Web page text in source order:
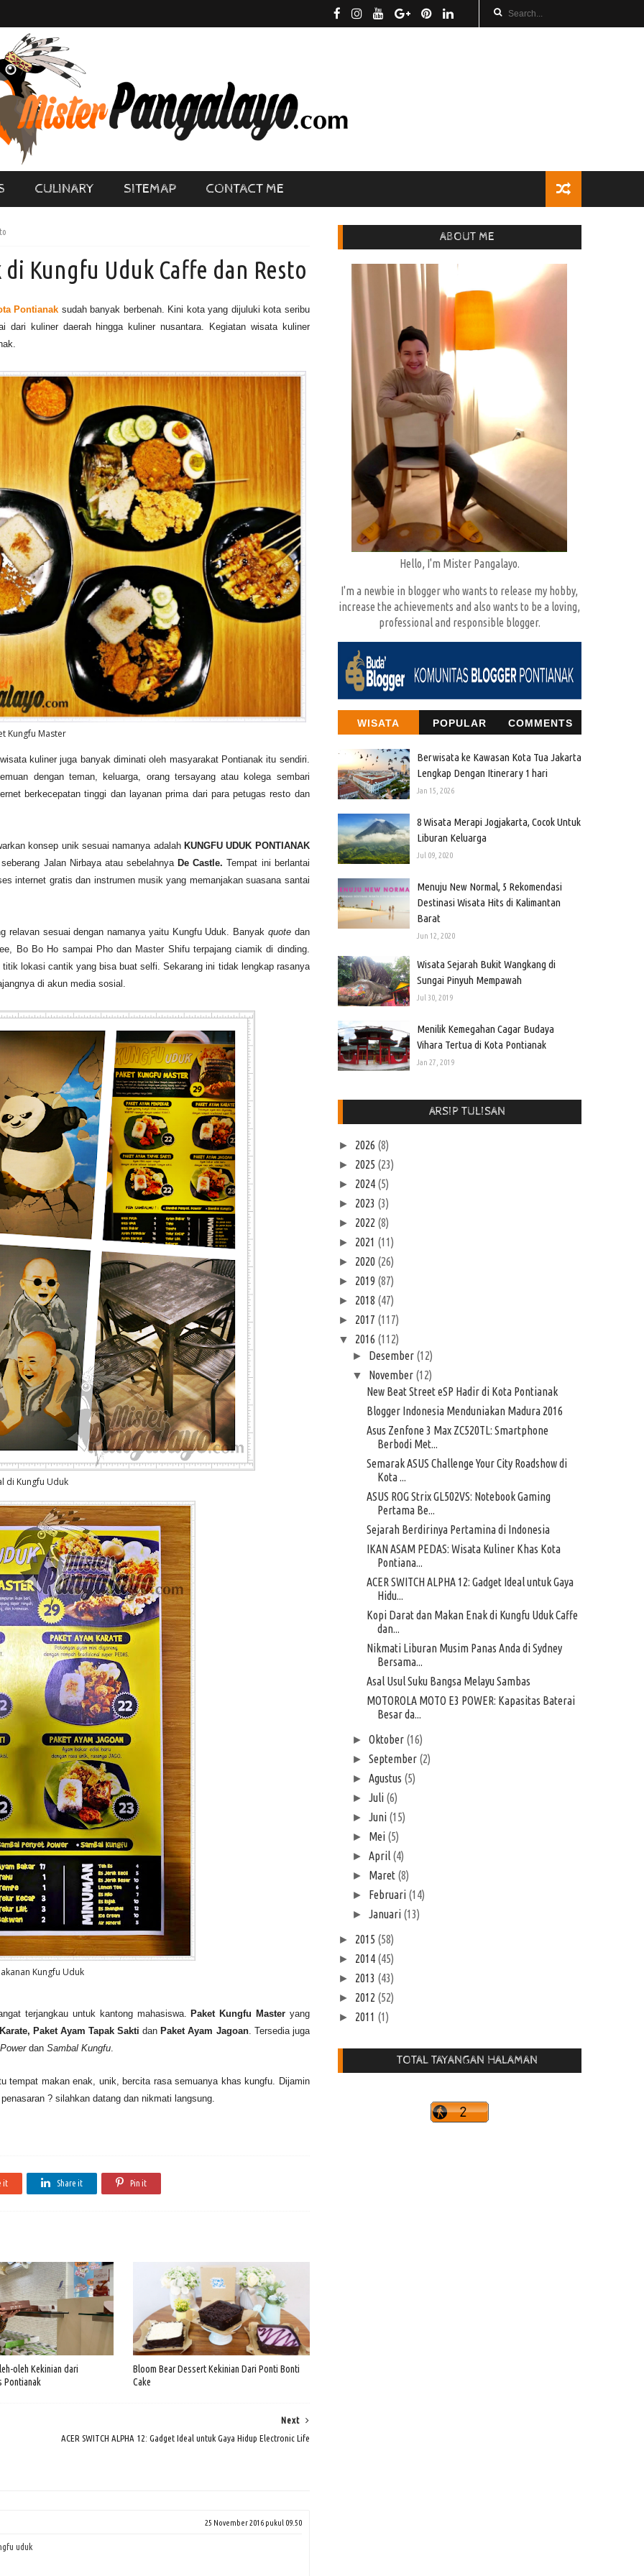
CULINARY SITEMAP CONTACT ME
Kungfu Uduk Caffe dan Resto
Pontianak sudah banyak berbenah. Kini kota yang dijuluki kota seribu
kuliner daerah hingga kuliner nusantara. Kegiatan wisata kuliner
Kungfu Master
kuliner juga banyak diminati oleh masyarakat Pontianak itu sendiri.
dengan teman, keluarga, orang tersayang atau kolega sembari
berkecepatan tinggi dan layanan prima dari para petugas resto dan
konsep unik sesuai namanya adalahKUNGFU UDUK PONTIANAK
Jalan Nirbaya atau sebelahnyaDe Castle. Tempat ini berlantai
internet gratis dan instrumen musik yang memanjakan suasana santai
relavan sesuai dengan namanya yaitu Kungfu Uduk. Banyak quotedan
Bo Bo Ho sampai Pho dan Master Shifu terpajang ciamik di dinding.
lokasi cantik yang bisa buat selfi. Sekarang ini tidak lengkap rasanya
di akun media sosial.
di Kungfu Uduk
Kungfu Uduk
terjangkau untuk kantong mahasiswa.Paket Kungfu Masteryang
Paket Ayam Tapak Sakti danPaket Ayam Jagoan. Tersedia juga
dan Sambal Kungfu
tempat makan enak, unik, bercita rasa semuanya khas kungfu. Dijamin
? silahkan datang dan nikmati langsung.
it Share it Pin it
oleh Kekinian dari
Pontianak
Bloom Bear Dessert Kekinian Dari Ponti Bonti
Cake
Next
ACER SWITCH ALPHA 12: Gadget Ideal untuk Gaya Hidup Electronic Life
25 November 2016 pukul 09.50
uduk
ABOUT ME
Hello, I'm Mister Pangalayo.
I'm a newbie in blogger who wants to release my hobby,
increase the achievements and also wants to be a loving,
professional and responsible blogger.
WISATA POPULAR COMMENTS
Berwisata ke Kawasan Kota Tua Jakarta
Lengkap Dengan Itinerary 1 hari
Jan 15, 2026
8 Wisata Merapi Jogjakarta, Cocok Untuk
Liburan Keluarga
Jul 09, 2020
Menuju New Normal, 5 Rekomendasi
Destinasi Wisata Hits di Kalimantan
Barat
Jun 12, 2020
Wisata Sejarah Bukit Wangkang di
Sungai Pinyuh Mempawah
Jul 30, 2019
Menilik Kemegahan Cagar Budaya
Vihara Tertua di Kota Pontianak
Jan 27, 2019
ARSIP TULISAN
► 2026 (8)
► 2025 (23)
► 2024 (5)
► 2023 (3)
► 2022 (8)
► 2021 (11)
► 2020 (26)
► 2019 (87)
► 2018 (47)
► 2017 (117)
▼ 2016 (112)
► Desember (12)
▼ November (12)
New Beat Street eSP Hadir di Kota Pontianak
Blogger Indonesia Menduniakan Madura 2016
Asus Zenfone 3 Max ZC520TL: Smartphone
Berbodi Met...
Semarak ASUS Challenge Your City Roadshow di
Kota ...
ASUS ROG Strix GL502VS: Notebook Gaming
Pertama Be...
Sejarah Berdirinya Pertamina di Indonesia
IKAN ASAM PEDAS: Wisata Kuliner Khas Kota
Pontiana...
ACER SWITCH ALPHA 12: Gadget Ideal untuk Gaya
Hidu...
Kopi Darat dan Makan Enak di Kungfu Uduk Caffe
dan...
Nikmati Liburan Musim Panas Anda di Sydney
Bersama...
Asal Usul Suku Bangsa Melayu Sambas
MOTOROLA MOTO E3 POWER: Kapasitas Baterai
Besar da...
► Oktober (16)
► September (2)
► Agustus (5)
► Juli (6)
► Juni (15)
► Mei (5)
► April (4)
► Maret (8)
► Februari (14)
► Januari (13)
► 2015 (58)
► 2014 (45)
► 2013 (43)
► 2012 (52)
► 2011 (1)
TOTAL TAYANGAN HALAMAN